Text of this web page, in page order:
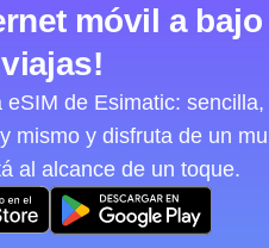
móvil a bajo
de Esimatic:
mismo y disfruta de un
al alcance de un toque.